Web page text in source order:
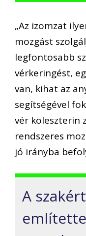
„Az izomzat
mozgást
legfontosabb
vérkeringést,
van, kihat az
segítségével
vér koleszterin
rendszeres
jó irányba
A